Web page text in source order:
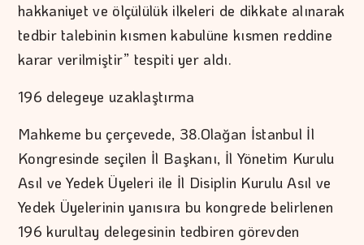
hakkaniyet ve ölçülülük ilkeleri de dikkate alınarak
tedbir talebinin kısmen kabulüne kısmen reddine
karar verilmiştir” tespiti yer aldı.
196 delegeye uzaklaştırma
Mahkeme bu çerçevede, 38.Olağan İstanbul İl
Kongresinde seçilen İl Başkanı, İl Yönetim Kurulu
Asıl ve Yedek Üyeleri ile İl Disiplin Kurulu Asıl ve
Yedek Üyelerinin yanısıra bu kongrede belirlenen
196 kurultay delegesinin tedbiren görevden